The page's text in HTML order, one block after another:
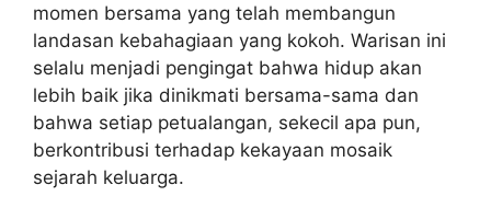
momen bersama yang telah membangun
landasan kebahagiaan yang kokoh. Warisan ini
selalu menjadi pengingat bahwa hidup akan
lebih baik jika dinikmati bersama-sama dan
bahwa setiap petualangan, sekecil apa pun,
berkontribusi terhadap kekayaan mosaik
sejarah keluarga.